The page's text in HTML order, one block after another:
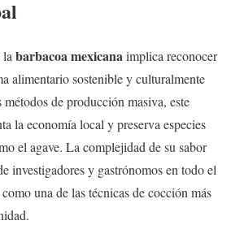
barbacoa mexicana implica reconocer
alimentario sostenible y culturalmente
de producción masiva, este
la economía local y preserva especies
el agave. La complejidad de su sabor
investigadores y gastrónomos en todo el
una de las técnicas de cocción más